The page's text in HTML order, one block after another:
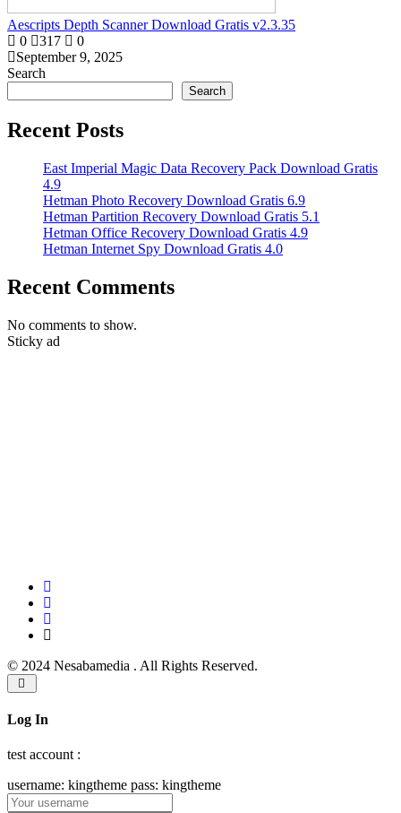
Aescripts Depth Scanner Download Gratis v2.3.35
0
317
0
September 9, 2025
Search
Search
Recent Posts
East Imperial Magic Data Recovery Pack Download Gratis
4.9
Hetman Photo Recovery Download Gratis 6.9
Hetman Partition Recovery Download Gratis 5.1
Hetman Office Recovery Download Gratis 4.9
Hetman Internet Spy Download Gratis 4.0
Recent Comments
No comments to show.
Sticky ad
© 2024 Nesabamedia . All Rights Reserved.
Log In
test account :
username: kingtheme pass: kingtheme